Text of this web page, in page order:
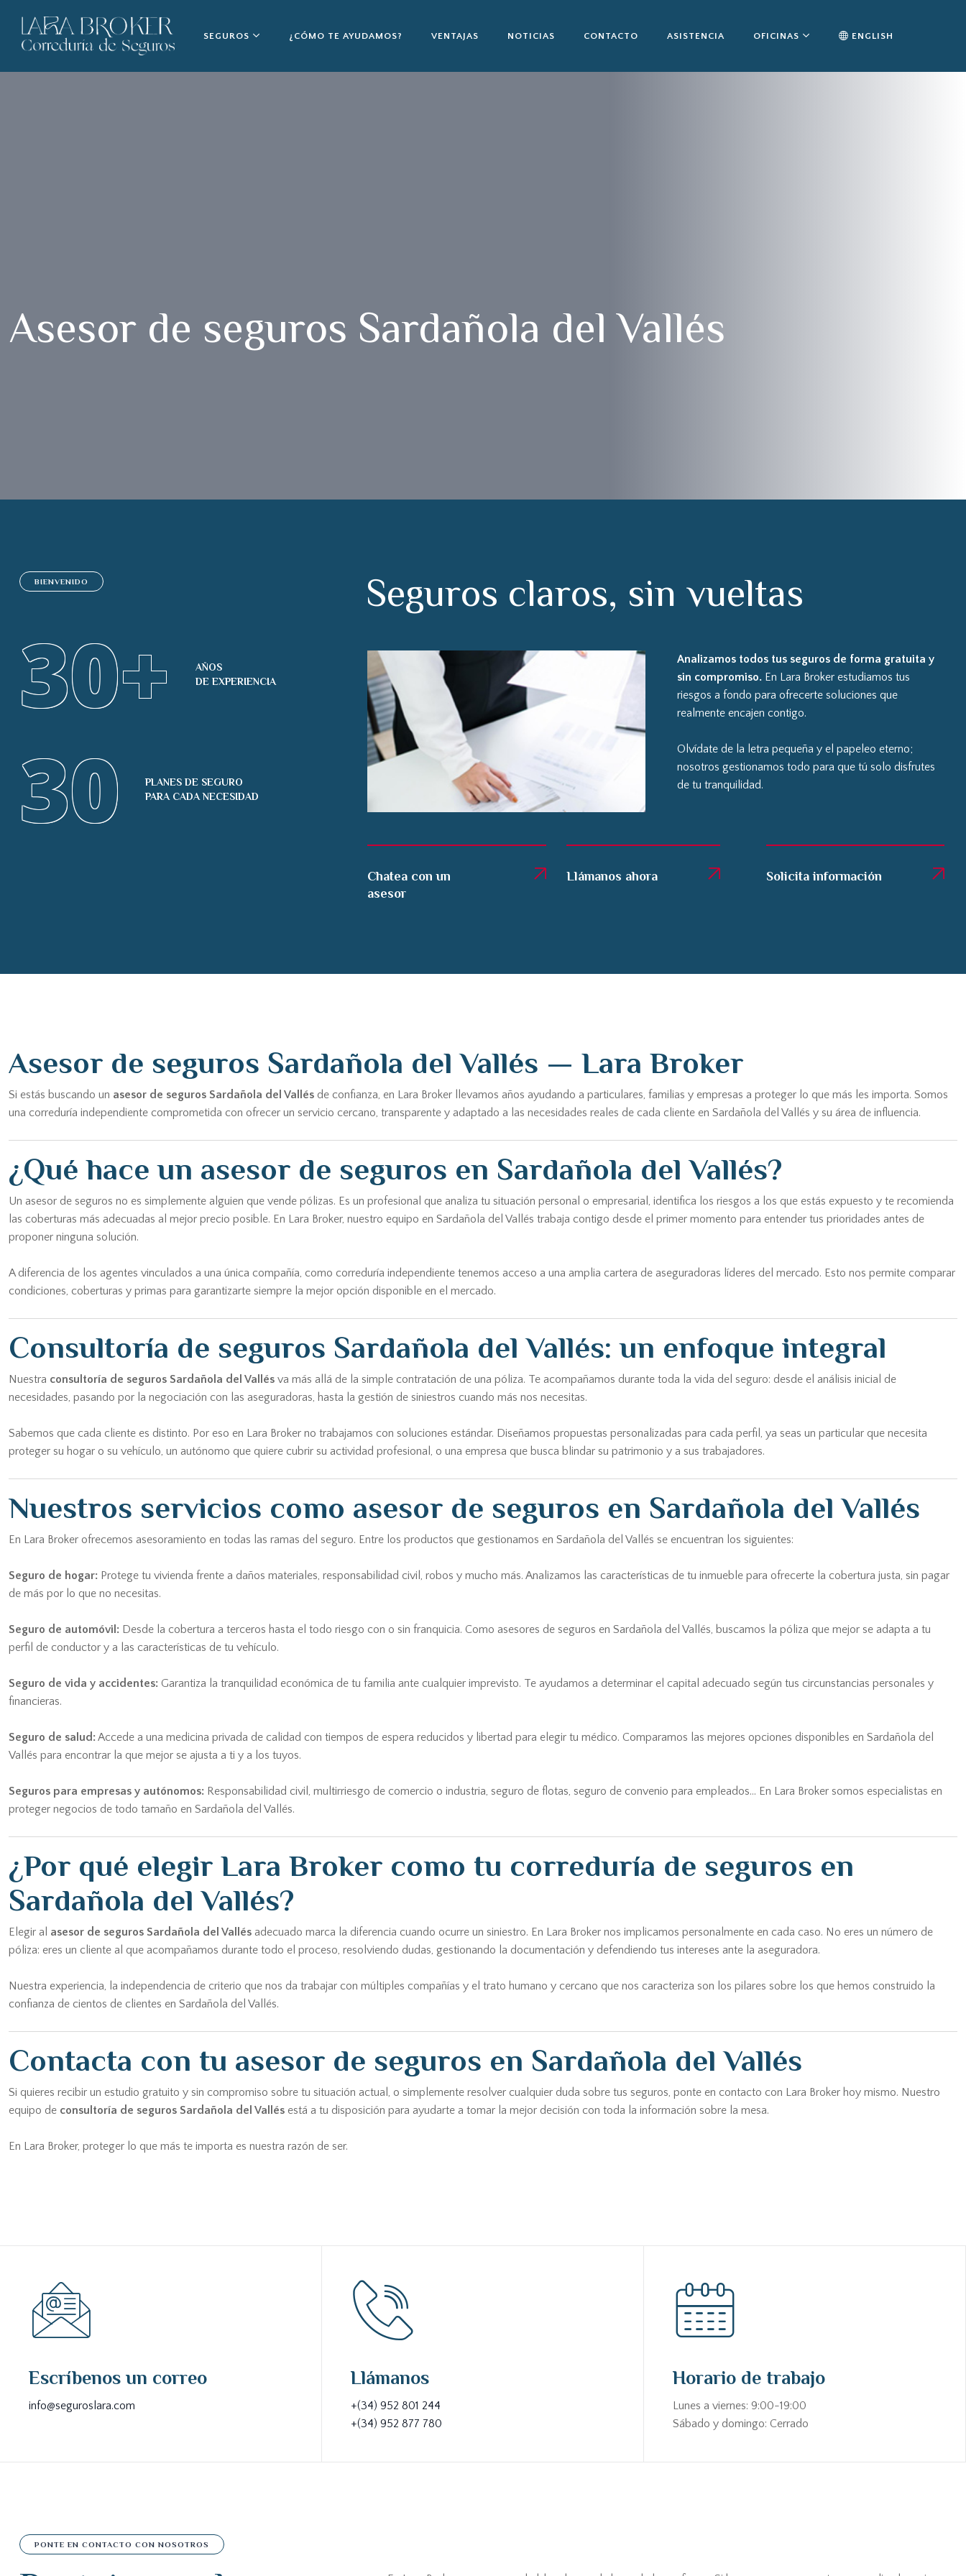
SEGUROS ¿CÓMO TE AYUDAMOS? VENTAJAS NOTICIAS CONTACTO ASISTENCIA OFICINAS ENGLISH
Asesor de seguros Sardañola del Vallés
BIENVENIDO
30+
AÑOS
DE EXPERIENCIA
30
PLANES DE SEGURO
PARA CADA NECESIDAD
Seguros claros, sin vueltas
Analizamos todos tus seguros de forma gratuita y
sin compromiso. En Lara Broker estudiamos tus
riesgos a fondo para ofrecerte soluciones que
realmente encajen contigo.
Olvídate de la letra pequeña y el papeleo eterno;
nosotros gestionamos todo para que tú solo disfrutes
de tu tranquilidad.
Chatea con un
asesor
Llámanos ahora Solicita información
Asesor de seguros Sardañola del Vallés — Lara Broker
Si estás buscando un asesor de seguros Sardañola del Vallés de confianza, en Lara Broker llevamos años ayudando a particulares, familias y empresas a proteger lo que más les importa. Somos
una correduría independiente comprometida con ofrecer un servicio cercano, transparente y adaptado a las necesidades reales de cada cliente en Sardañola del Vallés y su área de influencia.
¿Qué hace un asesor de seguros en Sardañola del Vallés?
Un asesor de seguros no es simplemente alguien que vende pólizas. Es un profesional que analiza tu situación personal o empresarial, identifica los riesgos a los que estás expuesto y te recomienda
las coberturas más adecuadas al mejor precio posible. En Lara Broker, nuestro equipo en Sardañola del Vallés trabaja contigo desde el primer momento para entender tus prioridades antes de
proponer ninguna solución.
A diferencia de los agentes vinculados a una única compañía, como correduría independiente tenemos acceso a una amplia cartera de aseguradoras líderes del mercado. Esto nos permite comparar
condiciones, coberturas y primas para garantizarte siempre la mejor opción disponible en el mercado.
Consultoría de seguros Sardañola del Vallés: un enfoque integral
Nuestra consultoría de seguros Sardañola del Vallés va más allá de la simple contratación de una póliza. Te acompañamos durante toda la vida del seguro: desde el análisis inicial de
necesidades, pasando por la negociación con las aseguradoras, hasta la gestión de siniestros cuando más nos necesitas.
Sabemos que cada cliente es distinto. Por eso en Lara Broker no trabajamos con soluciones estándar. Diseñamos propuestas personalizadas para cada perfil, ya seas un particular que necesita
proteger su hogar o su vehículo, un autónomo que quiere cubrir su actividad profesional, o una empresa que busca blindar su patrimonio y a sus trabajadores.
Nuestros servicios como asesor de seguros en Sardañola del Vallés
En Lara Broker ofrecemos asesoramiento en todas las ramas del seguro. Entre los productos que gestionamos en Sardañola del Vallés se encuentran los siguientes:
Seguro de hogar: Protege tu vivienda frente a daños materiales, responsabilidad civil, robos y mucho más. Analizamos las características de tu inmueble para ofrecerte la cobertura justa, sin pagar
de más por lo que no necesitas.
Seguro de automóvil: Desde la cobertura a terceros hasta el todo riesgo con o sin franquicia. Como asesores de seguros en Sardañola del Vallés, buscamos la póliza que mejor se adapta a tu
perfil de conductor y a las características de tu vehículo.
Seguro de vida y accidentes: Garantiza la tranquilidad económica de tu familia ante cualquier imprevisto. Te ayudamos a determinar el capital adecuado según tus circunstancias personales y
financieras.
Seguro de salud:Accede a una medicina privada de calidad con tiempos de espera reducidos y libertad para elegir tu médico. Comparamos las mejores opciones disponibles en Sardañola del
Vallés para encontrar la que mejor se ajusta a ti y a los tuyos.
Seguros para empresas y autónomos: Responsabilidad civil, multirriesgo de comercio o industria, seguro de flotas, seguro de convenio para empleados... En Lara Broker somos especialistas en
proteger negocios de todo tamaño en Sardañola del Vallés.
¿Por qué elegir Lara Broker como tu correduría de seguros en
Sardañola del Vallés?
Elegir al asesor de seguros Sardañola del Vallés adecuado marca la diferencia cuando ocurre un siniestro. En Lara Broker nos implicamos personalmente en cada caso. No eres un número de
póliza: eres un cliente al que acompañamos durante todo el proceso, resolviendo dudas, gestionando la documentación y defendiendo tus intereses ante la aseguradora.
Nuestra experiencia, la independencia de criterio que nos da trabajar con múltiples compañías y el trato humano y cercano que nos caracteriza son los pilares sobre los que hemos construido la
confianza de cientos de clientes en Sardañola del Vallés.
Contacta con tu asesor de seguros en Sardañola del Vallés
Si quieres recibir un estudio gratuito y sin compromiso sobre tu situación actual, o simplemente resolver cualquier duda sobre tus seguros, ponte en contacto con Lara Broker hoy mismo. Nuestro
equipo de consultoría de seguros Sardañola del Vallés está a tu disposición para ayudarte a tomar la mejor decisión con toda la información sobre la mesa.
En Lara Broker, proteger lo que más te importa es nuestra razón de ser.
Escríbenos un correo
info@seguroslara.com
Llámanos
+(34) 952 801 244
+(34) 952 877 780
Horario de trabajo
Lunes a viernes: 9:00-19:00
Sábado y domingo: Cerrado
PONTE EN CONTACTO CON NOSOTROS